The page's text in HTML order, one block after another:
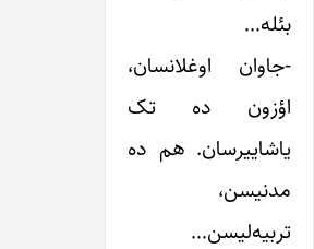
بئله…
-جاوان اوغلانسان،
اؤزون ده تک
یاشاییرسان. هم ده
مدنیسن،
تربیه‌لیسن…